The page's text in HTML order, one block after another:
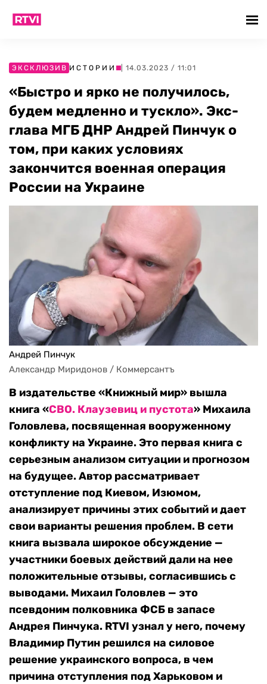
ЭКСКЛЮЗИВ ИСТОРИИ | 14.03.2023 / 11:01
«Быстро и ярко не получилось,
будем медленно и тускло». Экс-
глава МГБ ДНР Андрей Пинчук о
том, при каких условиях
закончится военная операция
России на Украине
Андрей Пинчук
Александр Миридонов / Коммерсантъ
В издательстве «Книжный мир» вышла
книга «СВО. Клаузевиц и пустота» Михаила
Головлева, посвященная вооруженному
конфликту на Украине. Это первая книга с
серьезным анализом ситуации и прогнозом
на будущее. Автор рассматривает
отступление под Киевом, Изюмом,
анализирует причины этих событий и дает
свои варианты решения проблем. В сети
книга вызвала широкое обсуждение —
участники боевых действий дали на нее
положительные отзывы, согласившись с
выводами. Михаил Головлев — это
псевдоним полковника ФСБ в запасе
Андрея Пинчука. RTVI узнал у него, почему
Владимир Путин решился на силовое
решение украинского вопроса, в чем
причина отступления под Харьковом и